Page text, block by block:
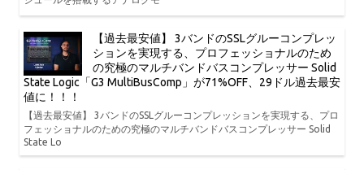
【過去最安値】 3バンドのSSLグルーコンプレッ
ションを実現する、プロフェッショナルのため
の究極のマルチバンドバスコンプレッサー Solid
State Logic「G3 MultiBusComp」が71%OFF、29ドル過去最安
値に！！！
【過去最安値】 3バンドのSSLグルーコンプレッションを実現する、プロ
フェッショナルのための究極のマルチバンドバスコンプレッサー Solid
State Lo